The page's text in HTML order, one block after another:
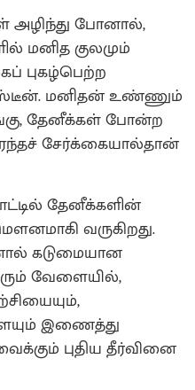
அழிந்து போனால்,
மனித குலமும்
புகழ்பெற்ற
மனிதன் உண்ணும்
தேனீக்கள் போன்ற
சேர்க்கையால்தான்
தேனீக்களின்
வருகிறது.
கடுமையான
வேளையில்,
இணைத்து
புதிய தீர்வினை